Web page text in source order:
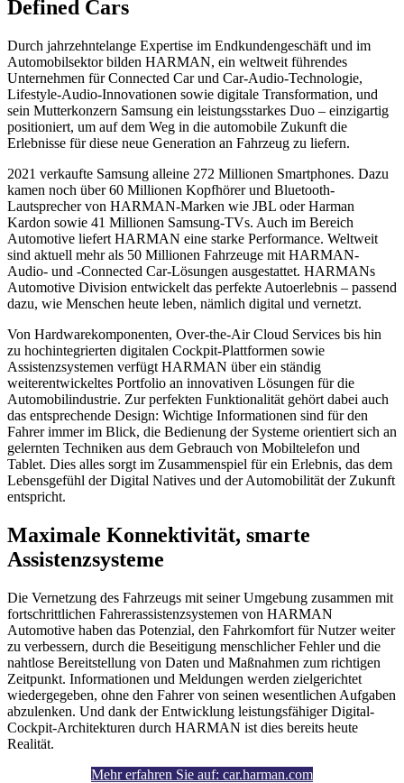
Defined Cars
Durch jahrzehntelange Expertise im Endkundengeschäft und im
Automobilsektor bilden HARMAN, ein weltweit führendes
Unternehmen für Connected Car und Car-Audio-Technologie,
Lifestyle-Audio-Innovationen sowie digitale Transformation, und
sein Mutterkonzern Samsung ein leistungsstarkes Duo – einzigartig
positioniert, um auf dem Weg in die automobile Zukunft die
Erlebnisse für diese neue Generation an Fahrzeug zu liefern.
2021 verkaufte Samsung alleine 272 Millionen Smartphones. Dazu
kamen noch über 60 Millionen Kopfhörer und Bluetooth-
Lautsprecher von HARMAN-Marken wie JBL oder Harman
Kardon sowie 41 Millionen Samsung-TVs. Auch im Bereich
Automotive liefert HARMAN eine starke Performance. Weltweit
sind aktuell mehr als 50 Millionen Fahrzeuge mit HARMAN-
Audio- und -Connected Car-Lösungen ausgestattet. HARMANs
Automotive Division entwickelt das perfekte Autoerlebnis – passend
dazu, wie Menschen heute leben, nämlich digital und vernetzt.
Von Hardwarekomponenten, Over-the-Air Cloud Services bis hin
zu hochintegrierten digitalen Cockpit-Plattformen sowie
Assistenzsystemen verfügt HARMAN über ein ständig
weiterentwickeltes Portfolio an innovativen Lösungen für die
Automobilindustrie. Zur perfekten Funktionalität gehört dabei auch
das entsprechende Design: Wichtige Informationen sind für den
Fahrer immer im Blick, die Bedienung der Systeme orien­tiert sich an
gelernten Techniken aus dem Gebrauch von Mobiltelefon und
Tablet. Dies alles sorgt im Zusammenspiel für ein Erlebnis, das dem
Lebensgefühl der Digital Natives und der Automobilität der Zukunft
entspricht.
Maximale Konnektivität, smarte
Assistenzsysteme
Die Vernetzung des Fahrzeugs mit seiner Umgebung zusammen mit
fortschrittlichen Fahrerassistenzsystemen von HARMAN
Automotive haben das Potenzial, den Fahrkomfort für Nutzer weiter
zu verbessern, durch die Beseitigung menschlicher Fehler und die
nahtlose Bereitstellung von Daten und Maßnahmen zum richtigen
Zeitpunkt. Informationen und Meldungen werden zielgerichtet
wiedergegeben, ohne den Fahrer von seinen wesentlichen Aufgaben
abzulenken. Und dank der Entwicklung leistungsfähiger Digital-
Cockpit-Architekturen durch HARMAN ist dies bereits heute
Realität.
Mehr erfahren Sie auf: car.harman.com